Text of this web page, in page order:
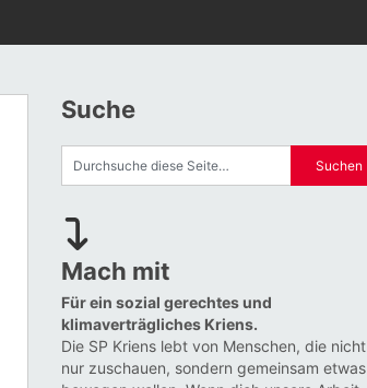
Suche
Mach mit
Für ein sozial gerechtes und
klimaverträgliches Kriens.
Die SP Kriens lebt von Menschen, die nicht
nur zuschauen, sondern gemeinsam etwas